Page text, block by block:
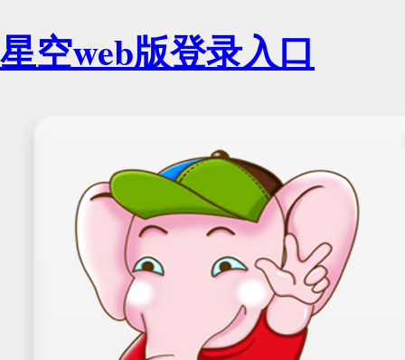
星空web版登录入口